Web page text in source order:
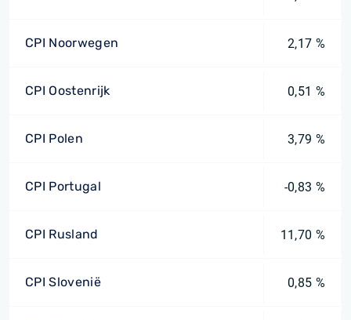
CPI Noorwegen 2,17 %
CPI Oostenrijk 0,51 %
CPI Polen 3,79 %
CPI Portugal -0,83 %
CPI Rusland 11,70 %
CPI Slovenië 0,85 %